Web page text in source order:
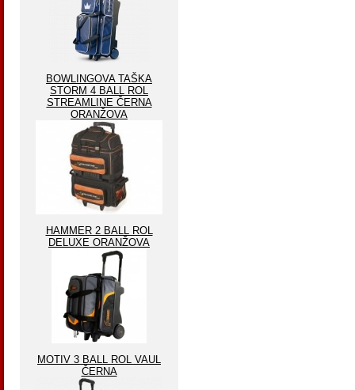
BOWLINGOVA TAŠKA
STORM 4 BALL ROL
STREAMLINE ČERNA
ORANŽOVA
HAMMER 2 BALL ROL
DELUXE ORANŽOVA
MOTIV 3 BALL ROL VAUL
ČERNA